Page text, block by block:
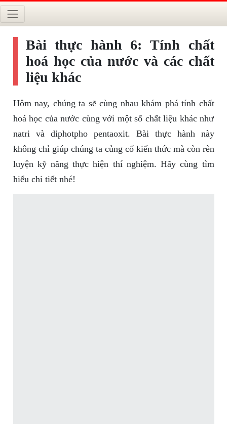
Bài thực hành 6: Tính chất
hoá học của nước và các chất
liệu khác
Hôm nay, chúng ta sẽ cùng nhau khám phá tính chất
hoá học của nước cùng với một số chất liệu khác như
natri và diphotpho pentaoxit. Bài thực hành này
không chỉ giúp chúng ta củng cố kiến thức mà còn rèn
luyện kỹ năng thực hiện thí nghiệm. Hãy cùng tìm
hiểu chi tiết nhé!